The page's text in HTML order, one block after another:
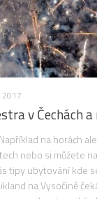
v Čechách
na horách
nebo si můžete
tipy ubytování kde
na Vysočině